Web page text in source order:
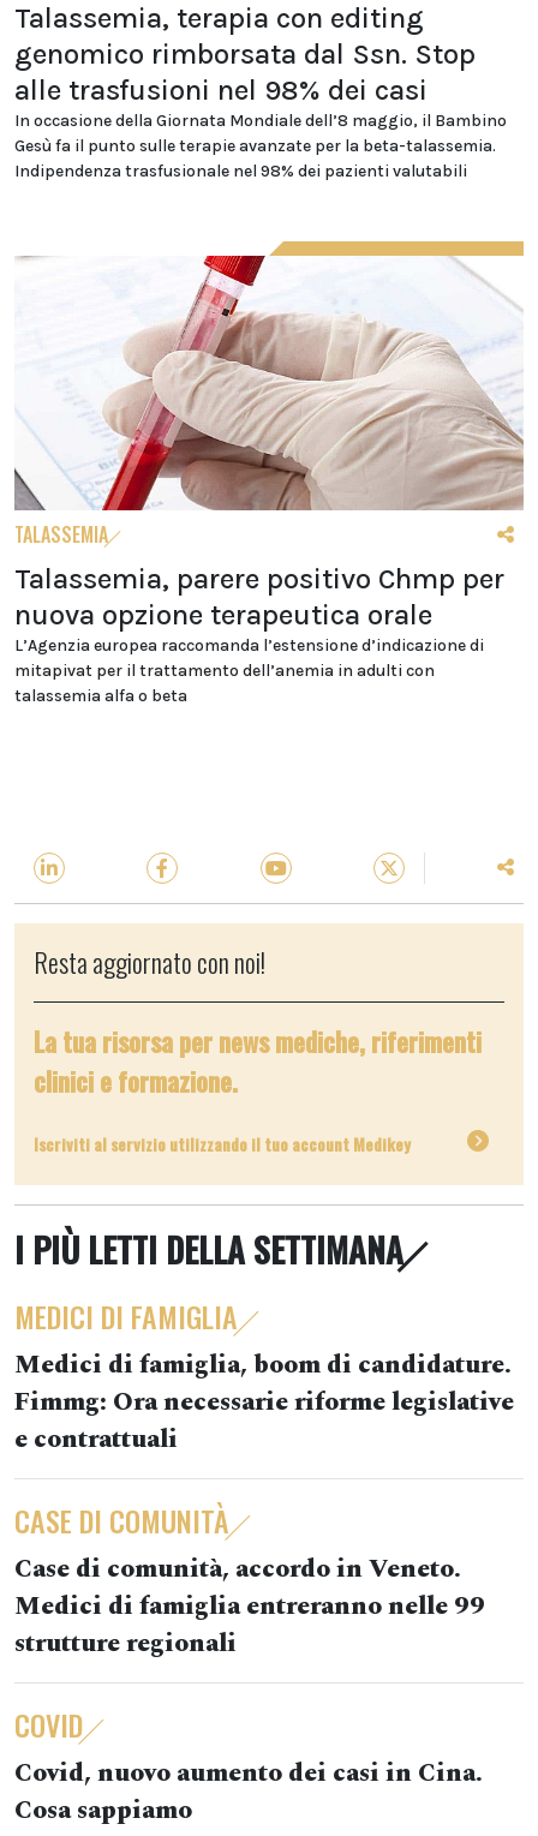
Talassemia, terapia con editing
genomico rimborsata dal Ssn. Stop
alle trasfusioni nel 98% dei casi
In occasione della Giornata Mondiale dell’8 maggio, il Bambino
Gesù fa il punto sulle terapie avanzate per la beta-talassemia.
Indipendenza trasfusionale nel 98% dei pazienti valutabili
TALASSEMIA
Talassemia, parere positivo Chmp per
nuova opzione terapeutica orale
L’Agenzia europea raccomanda l’estensione d’indicazione di
mitapivat per il trattamento dell’anemia in adulti con
talassemia alfa o beta
Resta aggiornato con noi!
La tua risorsa per news mediche, riferimenti
clinici e formazione.
Iscriviti al servizio utilizzando il tuo account Medikey
I PIÙ LETTI DELLA SETTIMANA
MEDICI DI FAMIGLIA
Medici di famiglia, boom di candidature.
Fimmg: Ora necessarie riforme legislative
e contrattuali
CASE DI COMUNITÀ
Case di comunità, accordo in Veneto.
Medici di famiglia entreranno nelle 99
strutture regionali
COVID
Covid, nuovo aumento dei casi in Cina.
Cosa sappiamo